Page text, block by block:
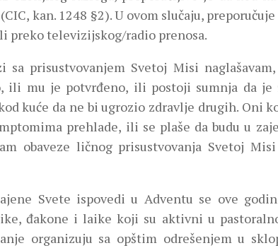
kan. 1248 §2). U ovom slučaju,
preko televizijskog/radio prenosa.
sa prisustvovanjem Svetoj Misi
ili mu je potvrđeno, ili postoji sumnja da je
kuće da ne bi ugrozio zdravlje drugih. Oni
prehlade, ili se plaše da budu u
obaveze ličnog prisustvovanja Svetoj
Svete ispovedi u Adventu se ove
đakone i laike koji su aktivni u
organizuju sa opštim odrešenjem u